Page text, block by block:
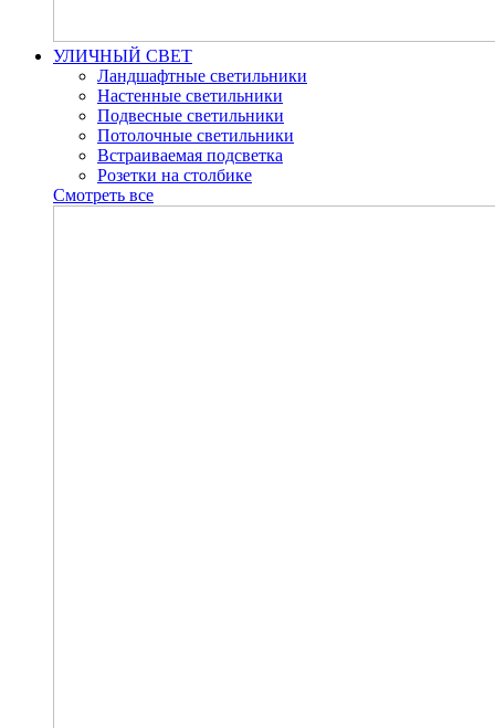
УЛИЧНЫЙ СВЕТ
Ландшафтные светильники
Настенные светильники
Подвесные светильники
Потолочные светильники
Встраиваемая подсветка
Розетки на столбике
Смотреть все